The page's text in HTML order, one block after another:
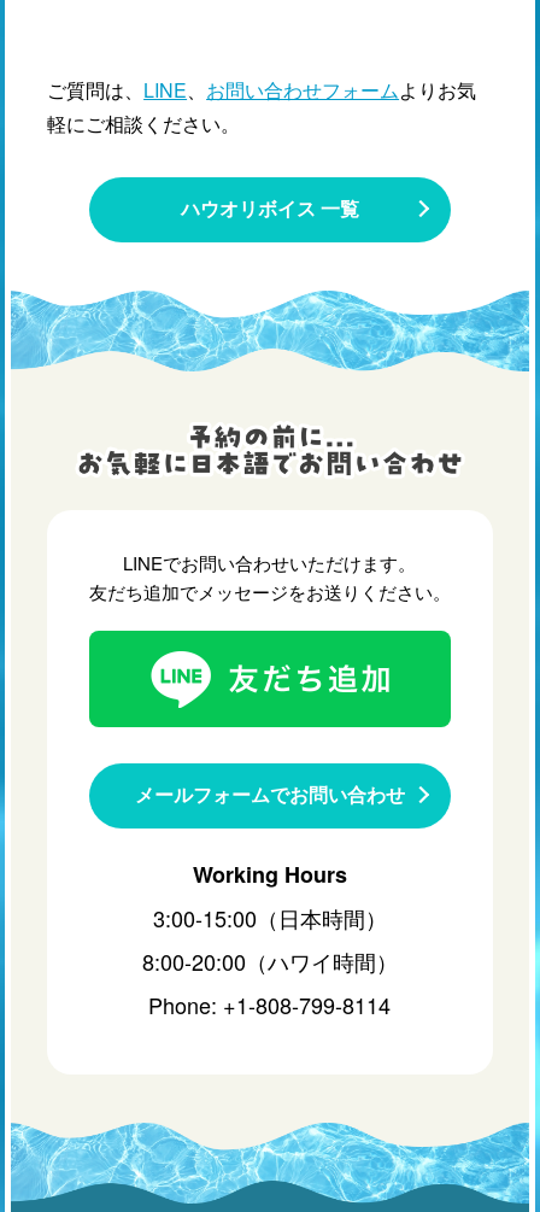
ご質問は、 LINE、 お問い合わせフォームよりお気
軽にご相談ください。
ハウオリボイス 一覧
LINEでお問い合わせいただけます。
友だち追加でメッセージをお送りください。
メールフォームでお問い合わせ
Working Hours
3:00-15:00（日本時間）
8:00-20:00（ハワイ時間）
Phone: +1-808-799-8114